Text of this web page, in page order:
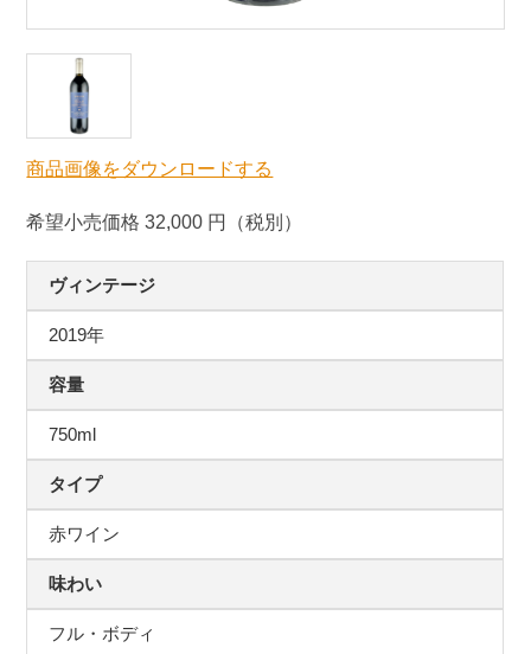
商品画像をダウンロードする
希望小売価格 32,000 円（税別）
ヴィンテージ
2019年
容量
750ml
タイプ
赤ワイン
味わい
フル・ボディ